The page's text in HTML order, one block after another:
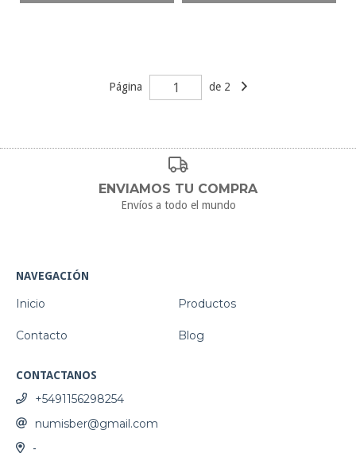
Página de 2
ENVIAMOS TU COMPRA
Envíos a todo el mundo
NAVEGACIÓN
Inicio Productos
Contacto Blog
CONTACTANOS
+5491156298254
numisber@gmail.com
-